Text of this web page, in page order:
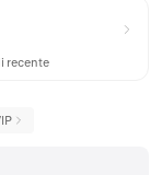
recente